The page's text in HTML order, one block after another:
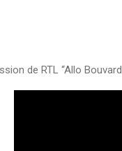
de RTL “Allo